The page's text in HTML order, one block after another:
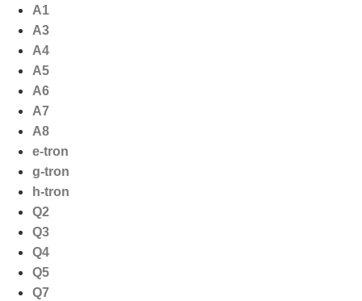
naar
inhoud
A1
A3
A4
A5
A6
A7
A8
e-tron
g-tron
h-tron
Q2
Q3
Q4
Q5
Q7